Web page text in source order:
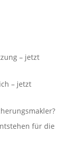
– jetzt
– jetzt
für die